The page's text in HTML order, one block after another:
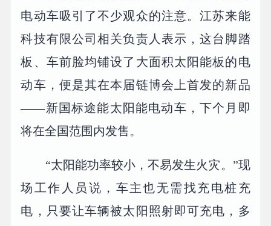
电动车吸引了不少观众的注意。江苏来能
科技有限公司相关负责人表示，这台脚踏
板、车前脸均铺设了大面积太阳能板的电
动车，便是其在本届链博会上首发的新品
——新国标途能太阳能电动车，下个月即
将在全国范围内发售。
“太阳能功率较小，不易发生火灾。”现
场工作人员说，车主也无需找充电桩充
电，只要让车辆被太阳照射即可充电，多